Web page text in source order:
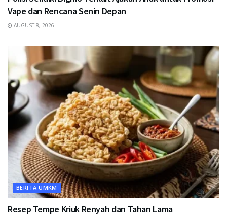
Vape dan Rencana Senin Depan
AUGUST 8, 2026
BERITA UMKM
Resep Tempe Kriuk Renyah dan Tahan Lama